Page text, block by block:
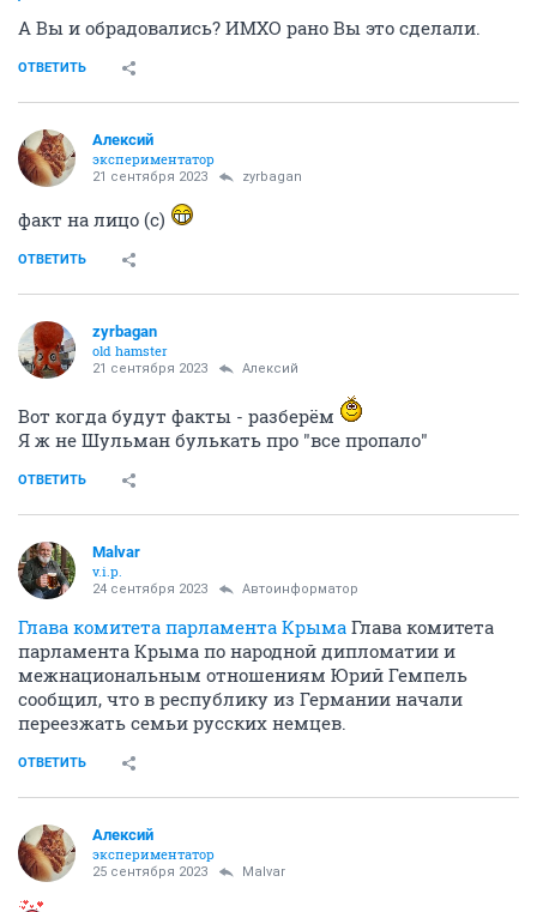
А Вы и обрадовались? ИМХО рано Вы это сделали.
ОТВЕТИТЬ
Алексий
экспериментатор
21 сентября 2023 zyrbagan
факт на лицо (с)
ОТВЕТИТЬ
zyrbagan
old hamster
21 сентября 2023 Алексий
Вот когда будут факты - разберём
Я ж не Шульман булькать про "все пропало"
ОТВЕТИТЬ
Malvar
v.i.p.
24 сентября 2023 Автоинформатор
Глава комитета парламента Крыма Глава комитета
парламента Крыма по народной дипломатии и
межнациональным отношениям Юрий Гемпель
сообщил, что в республику из Германии начали
переезжать семьи русских немцев.
ОТВЕТИТЬ
Алексий
экспериментатор
25 сентября 2023 Malvar